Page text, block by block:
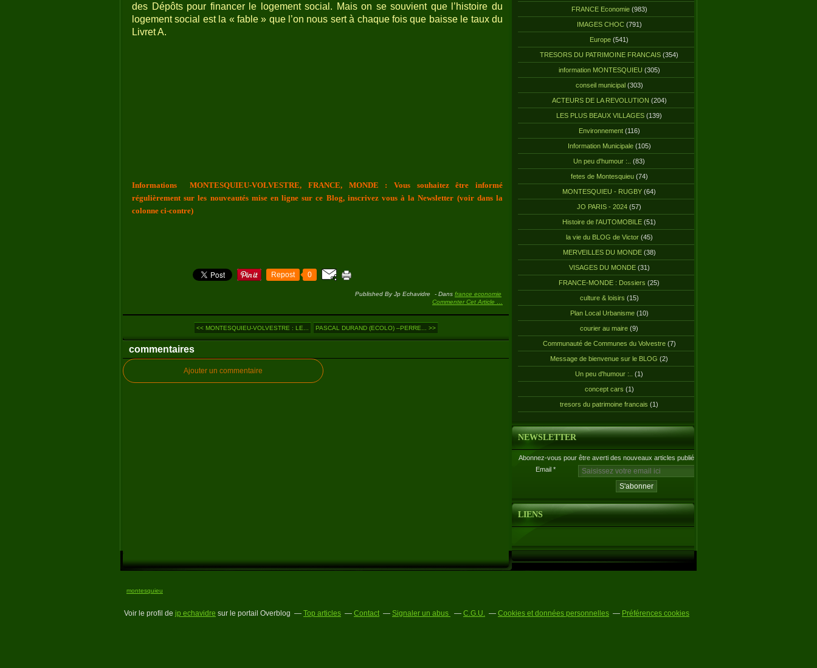
des Dépôts pour financer le logement social. Mais on se souvient que l’histoire du
logement social est la « fable » que l’on nous sert à chaque fois que baisse le taux du
Livret A.
Informations MONTESQUIEU-VOLVESTRE, FRANCE, MONDE : Vous souhaitez être informé
régulièrement sur les nouveautés mise en ligne sur ce Blog, inscrivez vous à la Newsletter (voir dans la
colonne ci-contre)
Repost 0
Published By Jp Echavidre - Dans france economie
Commenter Cet Article …
<< MONTESQUIEU-VOLVESTRE : LE... PASCAL DURAND (ECOLO) –PERRE... >>
commentaires
Ajouter un commentaire
FRANCE Economie(983)
IMAGES CHOC(791)
Europe (541)
TRESORS DU PATRIMOINE FRANCAIS (354)
information MONTESQUIEU (305)
conseil municipal(303)
ACTEURS DE LA REVOLUTION (204)
LES PLUS BEAUX VILLAGES (139)
Environnement(116)
Information Municipale(105)
Un peu d'humour :.. (83)
fetes de Montesquieu(74)
MONTESQUIEU - RUGBY (64)
JO PARIS - 2024 (57)
Histoire de l'AUTOMOBILE (51)
la vie du BLOG de Victor(45)
MERVEILLES DU MONDE(38)
VISAGES DU MONDE(31)
FRANCE-MONDE : Dossiers (25)
culture & loisirs (15)
Plan Local Urbanisme(10)
courier au maire (9)
Communauté de Communes du Volvestre(7)
Message de bienvenue sur le BLOG (2)
Un peu d'humour :.. (1)
concept cars (1)
tresors du patrimoine francais (1)
NEWSLETTER
Abonnez-vous pour être averti des nouveaux articles publiés.
Email
LIENS
montesquieu
Voir le profil de jp echavidre sur le portail Overblog Top articles Contact Signaler un abus C.G.U. Cookies et données personnelles Préférences cookies